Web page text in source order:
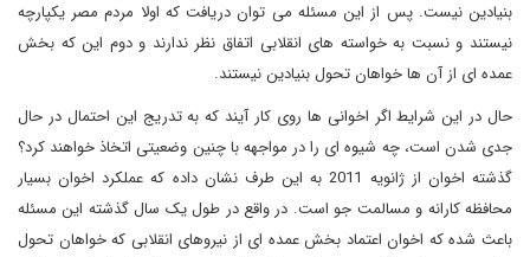
بنیادین نیست. پس از این مسئله می توان دریافت که اولا مردم مصر یکپارچه
نیستند و نسبت به خواسته های انقلابی اتفاق نظر ندارند و دوم این که بخش
عمده ای از آن ها خواهان تحول بنیادین نیستند.
حال در این شرایط اگر اخوانی ها روی کار آیند که به تدریج این احتمال در حال
جدی شدن است، چه شیوه ای را در مواجهه با چنین وضعیتی اتخاذ خواهند کرد؟
گذشته اخوان از ژانویه 2011 به این طرف نشان داده که عملکرد اخوان بسیار
محافظه کارانه و مسالمت جو است. در واقع در طول یک سال گذشته این مسئله
باعث شده که اخوان اعتماد بخش عمده ای از نیروهای انقلابی که خواهان تحول